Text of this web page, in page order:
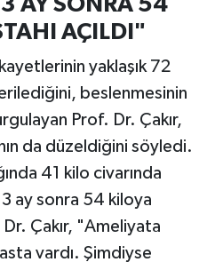
AÇILDI"
yaklaşık 72
beslenmesinin
Prof. Dr. Çakır,
da düzeldiğini söyledi.
41 kilo civarında
ay sonra 54 kiloya
Dr. Çakır, "Ameliyata
vardı. Şimdiyse